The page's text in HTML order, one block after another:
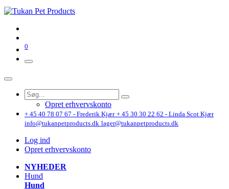
0
Opret erhvervskonto
+ 45 40 78 07 67 - Frederik Kjær + 45 30 30 22 62 - Linda Scot Kjær
info@tukanpetproducts.dk lager@tukanpetproducts.dk
Log ind
Opret erhvervskonto
NYHEDER
Hund
Hund